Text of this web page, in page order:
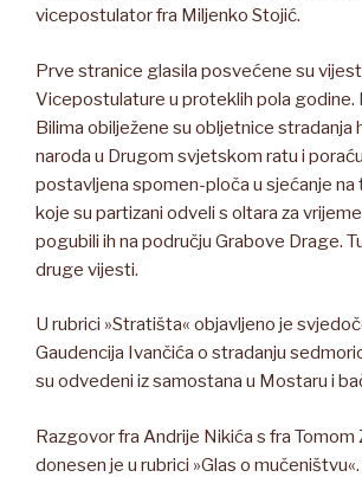
vicepostulator fra Miljenko Stojić.
Prve stranice glasila posvećene su
Vicepostulature u proteklih pola godine.
Bilima obilježene su obljetnice stradanja
naroda u Drugom svjetskom ratu i
postavljena spomen-ploča u sjećanje na
koje su partizani odveli s oltara za
pogubili ih na području Grabove Drage.
druge vijesti.
U rubrici »Stratišta« objavljeno je
Gaudencija Ivančića o stradanju
su odvedeni iz samostana u Mostaru i
Razgovor fra Andrije Nikića s fra Tomom
donesen je u rubrici »Glas o